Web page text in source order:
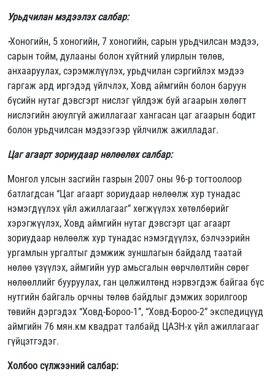
Урьдчилан мэдээлэх салбар:
-Хоногийн, 5 хоногийн, 7 хоногийн, сарын урьдчилсан мэдээ,
сарын тойм, дулааны болон хүйтний улирлын төлөв,
анхааруулах, сэрэмжлүүлэх, урьдчилан сэргийлэх мэдээ
гаргаж ард иргэдэд үйлчлэх, Ховд аймгийн болон баруун
бүсийн нутаг дэвсгэрт нислэг үйлдэж буй агаарын хөлөгт
нислэгийн аюулгүй ажиллагааг хангасан цаг агаарын бодит
болон урьдчилсан мэдээгээр үйлчилж ажилладаг.
Цаг агаарт зориудаар нөлөөлөх салбар:
Монгол улсын засгийн газрын 2007 оны 96-р тогтоолоор
батлагдсан “Цаг агаарт зориудаар нөлөөлж хур тунадас
нэмэгдүүлэх үйл ажиллагааг” хөгжүүлэх хөтөлбөрийг
хэрэгжүүлэх, Ховд аймгийн нутаг дэвсгэрт цаг агаарт
зориудаар нөлөөлж хур тунадас нэмэгдүүлэх, бэлчээрийн
ургамлын ургалтыг дэмжиж зуншлагын байдалд таатай
нөлөө үзүүлэх, аймгийн уур амьсгалын өөрчлөлтийн сөрөг
нөлөөллийг бууруулах, ган цөлжилтөнд нэрвэгдэж байгаа бүс
нутгийн байгаль орчны төлөв байдлыг дэмжих зорилгоор
төвийн дэргэдэх “Ховд-Бороо-1”, “Ховд-Бороо-2” экспедицүүд
аймгийн 76 мян.км квадрат талбайд ЦАЗН-х үйл ажиллагааг
гүйцэтгэдэг.
Холбоо сүлжээний салбар: